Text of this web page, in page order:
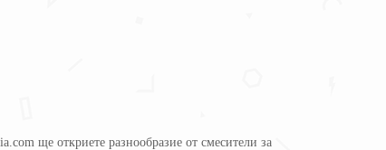
ще откриете разнообразие от смесители за